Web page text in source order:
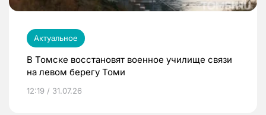
Актуальное
В Томске восстановят военное училище связи
на левом берегу Томи
12:19 / 31.07.26